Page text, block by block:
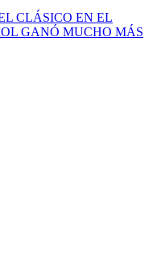
CLÁSICO EN EL
GANÓ MUCHO MÁS